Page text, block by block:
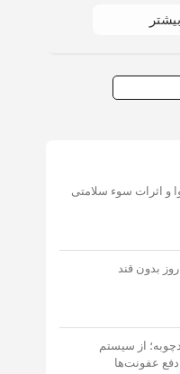
و اثرات سوء سلامتی
از سیستم
عفونت‌‌ها